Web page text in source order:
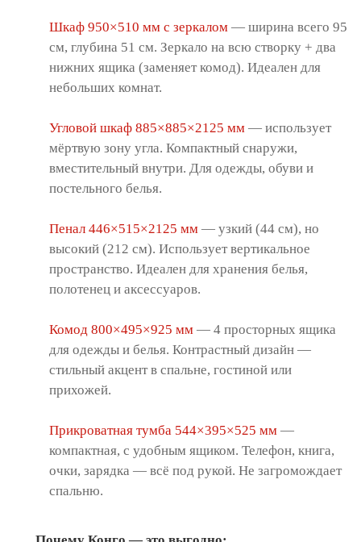
Шкаф 950×510 мм с зеркалом — ширина всего 95
см, глубина 51 см. Зеркало на всю створку + два
нижних ящика (заменяет комод). Идеален для
небольших комнат.
Угловой шкаф 885×885×2125 мм — использует
мёртвую зону угла. Компактный снаружи,
вместительный внутри. Для одежды, обуви и
постельного белья.
Пенал 446×515×2125 мм — узкий (44 см), но
высокий (212 см). Использует вертикальное
пространство. Идеален для хранения белья,
полотенец и аксессуаров.
Комод 800×495×925 мм — 4 просторных ящика
для одежды и белья. Контрастный дизайн —
стильный акцент в спальне, гостиной или
прихожей.
Прикроватная тумба 544×395×525 мм —
компактная, с удобным ящиком. Телефон, книга,
очки, зарядка — всё под рукой. Не загромождает
спальню.